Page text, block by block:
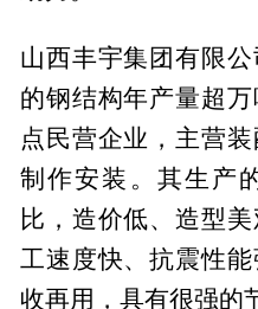
山西丰宇集团有限
的钢结构年产量超
点民营企业，主营
制作安装。其生产
比，造价低、造型
工速度快、抗震性
收再用，具有很强的